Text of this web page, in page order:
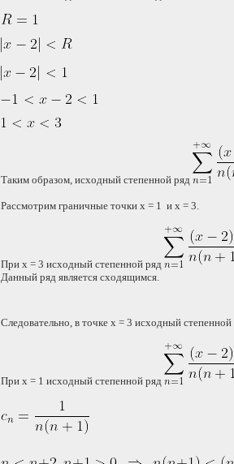
Таким образом, исходный степенной ряд
Рассмотрим граничные точки x = 1 и x = 3.
При x = 3 исходный степенной ряд
Данный ряд является сходящимся.
Следовательно, в точке x = 3 исходный степенной
При x = 1 исходный степенной ряд